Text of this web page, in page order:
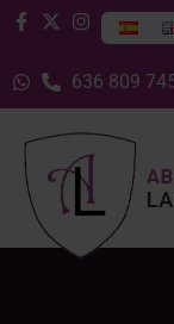
636 809